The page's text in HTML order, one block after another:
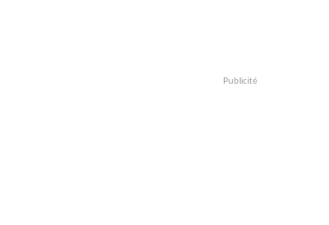
Publicité